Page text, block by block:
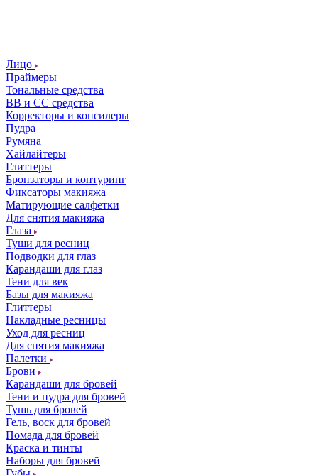
Лицо
Праймеры
Тональные средства
ВВ и СС средства
Корректоры и консилеры
Пудра
Румяна
Хайлайтеры
Глиттеры
Бронзаторы и контуринг
Фиксаторы макияжа
Матирующие салфетки
Для снятия макияжа
Глаза
Туши для ресниц
Подводки для глаз
Карандаши для глаз
Тени для век
Базы для макияжа
Глиттеры
Накладные ресницы
Уход для ресниц
Для снятия макияжа
Палетки
Брови
Карандаши для бровей
Тени и пудра для бровей
Тушь для бровей
Гель, воск для бровей
Помада для бровей
Краска и тинты
Наборы для бровей